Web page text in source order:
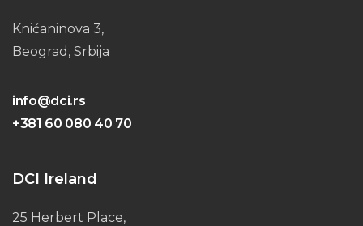
Knićaninova 3,
Beograd, Srbija
info@dci.rs
+381 60 080 40 70
DCI Ireland
25 Herbert Place,